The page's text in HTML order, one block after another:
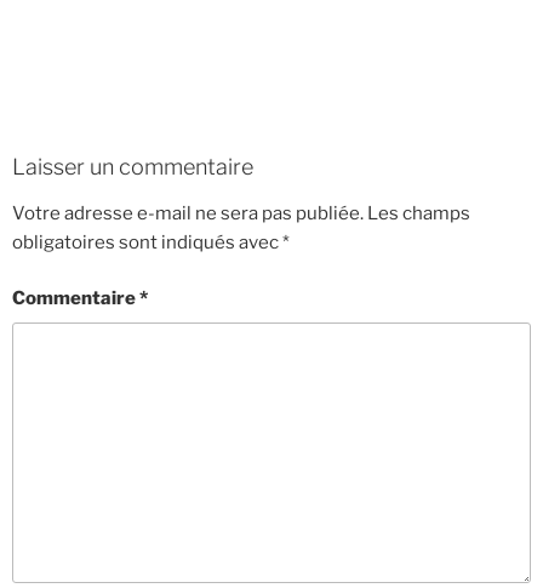
Laisser un commentaire
Votre adresse e-mail ne sera pas publiée. Les champs
obligatoires sont indiqués avec*
Commentaire*